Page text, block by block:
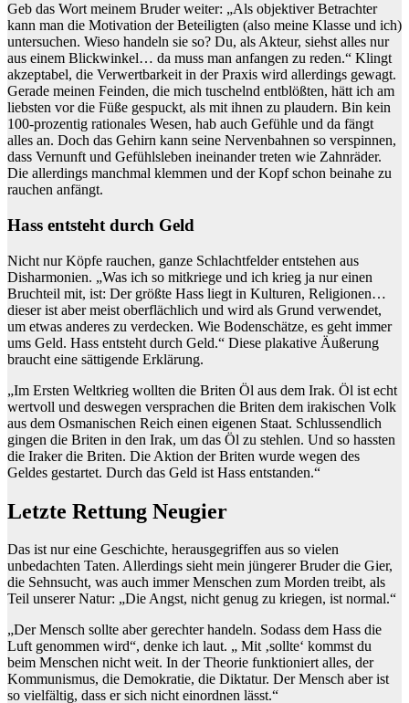
Geb das Wort meinem Bruder weiter: „Als objektiver Betrachter
kann man die Motivation der Beteiligten (also meine Klasse und ich)
untersuchen. Wieso handeln sie so? Du, als Akteur, siehst alles nur
aus einem Blickwinkel… da muss man anfangen zu reden.“ Klingt
akzeptabel, die Verwertbarkeit in der Praxis wird allerdings gewagt.
Gerade meinen Feinden, die mich tuschelnd entblößten, hätt ich am
liebsten vor die Füße gespuckt, als mit ihnen zu plaudern. Bin kein
100-prozentig rationales Wesen, hab auch Gefühle und da fängt
alles an. Doch das Gehirn kann seine Nervenbahnen so verspinnen,
dass Vernunft und Gefühlsleben ineinander treten wie Zahnräder.
Die allerdings manchmal klemmen und der Kopf schon beinahe zu
rauchen anfängt.
Hass entsteht durch Geld
Nicht nur Köpfe rauchen, ganze Schlachtfelder entstehen aus
Disharmonien. „Was ich so mitkriege und ich krieg ja nur einen
Bruchteil mit, ist: Der größte Hass liegt in Kulturen, Religionen…
dieser ist aber meist oberflächlich und wird als Grund verwendet,
um etwas anderes zu verdecken. Wie Bodenschätze, es geht immer
ums Geld. Hass entsteht durch Geld.“ Diese plakative Äußerung
braucht eine sättigende Erklärung.
„Im Ersten Weltkrieg wollten die Briten Öl aus dem Irak. Öl ist echt
wertvoll und deswegen versprachen die Briten dem irakischen Volk
aus dem Osmanischen Reich einen eigenen Staat. Schlussendlich
gingen die Briten in den Irak, um das Öl zu stehlen. Und so hassten
die Iraker die Briten. Die Aktion der Briten wurde wegen des
Geldes gestartet. Durch das Geld ist Hass entstanden.“
Letzte Rettung Neugier
Das ist nur eine Geschichte, herausgegriffen aus so vielen
unbedachten Taten. Allerdings sieht mein jüngerer Bruder die Gier,
die Sehnsucht, was auch immer Menschen zum Morden treibt, als
Teil unserer Natur: „Die Angst, nicht genug zu kriegen, ist normal.“
„Der Mensch sollte aber gerechter handeln. Sodass dem Hass die
Luft genommen wird“, denke ich laut. „ Mit ‚sollte‘ kommst du
beim Menschen nicht weit. In der Theorie funktioniert alles, der
Kommunismus, die Demokratie, die Diktatur. Der Mensch aber ist
so vielfältig, dass er sich nicht einordnen lässt.“